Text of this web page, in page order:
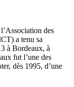
des
a tenu sa
à Bordeaux, à
fut l’une des
dès 1995, d’une